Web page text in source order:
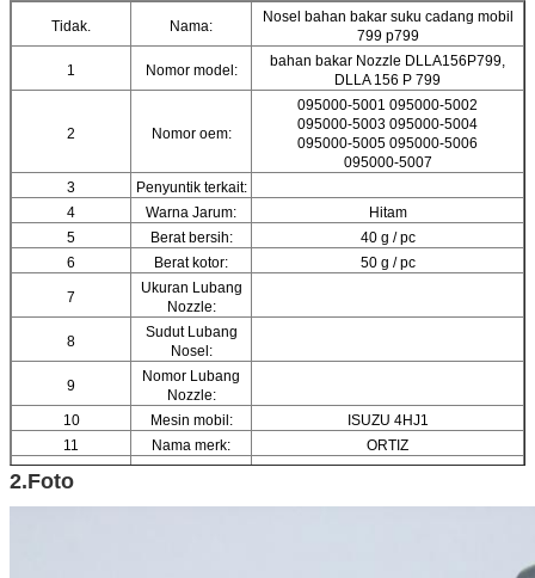
Tidak. Nama:
Nosel bahan bakar suku cadang mobil
799 p799
1 Nomor model:
bahan bakar Nozzle DLLA156P799,
DLLA 156 P 799
2 Nomor oem:
095000-5001 095000-5002
095000-5003 095000-5004
095000-5005 095000-5006
095000-5007
3
Penyuntik terkait:
4
Warna Jarum:
Hitam
5
Berat bersih:
40 g / pc
6
Berat kotor: 50 g / pc
7
Ukuran Lubang
Nozzle:
8
Sudut Lubang
Nosel:
9
Nomor Lubang
Nozzle:
10
Mesin mobil:
ISUZU 4HJ1
11
Nama merk:
ORTIZ
12
Bahan:
Baja berkecepatan tinggi
2.Foto